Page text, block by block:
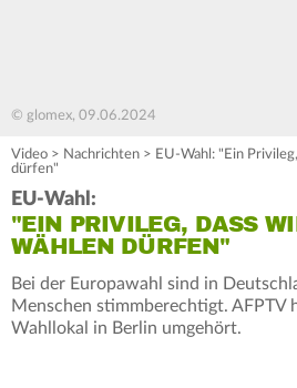
© glomex, 09.06.2024
Video > Nachrichten > EU-Wahl: "Ein
dürfen"
EU-Wahl:
"EIN PRIVILEG, DASS
WÄHLEN DÜRFEN"
Bei der Europawahl sind in
Menschen stimmberechtigt. AFPTV
Wahllokal in Berlin umgehört.